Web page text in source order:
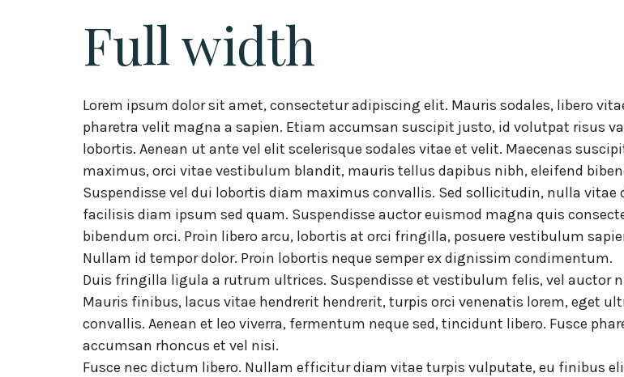
Full width
Lorem ipsum dolor sit amet, consectetur adipiscing elit. Mauris sodales, libero
pharetra velit magna a sapien. Etiam accumsan suscipit justo, id volutpat risus
lobortis. Aenean ut ante vel elit scelerisque sodales vitae et velit. Maecenas
maximus, orci vitae vestibulum blandit, mauris tellus dapibus nibh, eleifend
Suspendisse vel dui lobortis diam maximus convallis. Sed sollicitudin, nulla
facilisis diam ipsum sed quam. Suspendisse auctor euismod magna quis
bibendum orci. Proin libero arcu, lobortis at orci fringilla, posuere vestibulum
Nullam id tempor dolor. Proin lobortis neque semper ex dignissim condimentum.
Duis fringilla ligula a rutrum ultrices. Suspendisse et vestibulum felis, vel auctor
Mauris finibus, lacus vitae hendrerit hendrerit, turpis orci venenatis lorem, eget
convallis. Aenean et leo viverra, fermentum neque sed, tincidunt libero. Fusce
accumsan rhoncus et vel nisi.
Fusce nec dictum libero. Nullam efficitur diam vitae turpis vulputate, eu finibus